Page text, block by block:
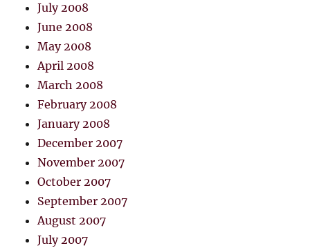
July 2008
June 2008
May 2008
April 2008
March 2008
February 2008
January 2008
December 2007
November 2007
October 2007
September 2007
August 2007
July 2007